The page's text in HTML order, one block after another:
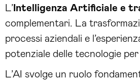
L’ Intelligenza Artificiale e
complementari. La
processi aziendali e
potenziale delle tecnologie
L’AI svolge un ruolo